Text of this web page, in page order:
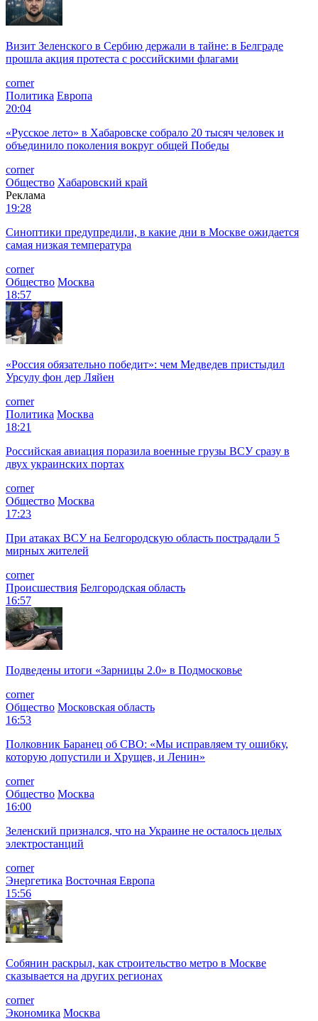
Визит Зеленского в Сербию держали в тайне: в Белграде
прошла акция протеста с российскими флагами
corner
Политика Европа
20:04
«Русское лето» в Хабаровске собрало 20 тысяч человек и
объединило поколения вокруг общей Победы
corner
Общество Хабаровский край
Реклама
19:28
Синоптики предупредили, в какие дни в Москве ожидается
самая низкая температура
corner
Общество Москва
18:57
«Россия обязательно победит»: чем Медведев пристыдил
Урсулу фон дер Ляйен
corner
Политика Москва
18:21
Российская авиация поразила военные грузы ВСУ сразу в
двух украинских портах
corner
Общество Москва
17:23
При атаках ВСУ на Белгородскую область пострадали 5
мирных жителей
corner
Происшествия Белгородская область
16:57
Подведены итоги «Зарницы 2.0» в Подмосковье
corner
Общество Московская область
16:53
Полковник Баранец об СВО: «Мы исправляем ту ошибку,
которую допустили и Хрущев, и Ленин»
corner
Общество Москва
16:00
Зеленский признался, что на Украине не осталось целых
электростанций
corner
Энергетика Восточная Европа
15:56
Собянин раскрыл, как строительство метро в Москве
сказывается на других регионах
corner
Экономика Москва